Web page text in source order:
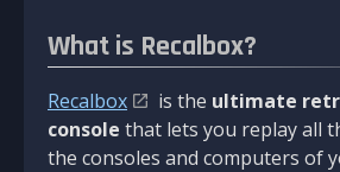
What is Recalbox?
Recalbox is the ultimate
console that lets you replay all
the consoles and computers of